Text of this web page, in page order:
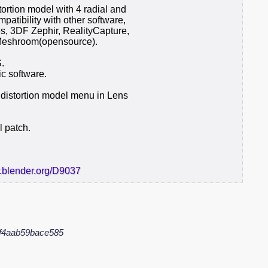
model with 4 radial and
with other software,
3DF Zephir, RealityCapture,
software.
model menu in Lens
patch.
D9037